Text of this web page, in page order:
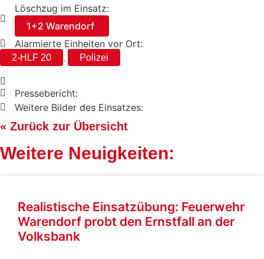
Löschzug im Einsatz:
1+2 Warendorf
Alarmierte Einheiten vor Ort:
2-HLF 20 , Polizei
Pressebericht:
Weitere Bilder des Einsatzes:
« Zurück zur Übersicht
Weitere Neuigkeiten:
Realistische Einsatzübung: Feuerwehr
Warendorf probt den Ernstfall an der
Volksbank